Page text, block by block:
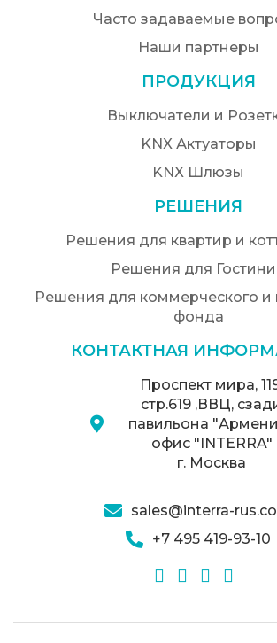
Часто задаваемые
Наши партнеры
ПРОДУКЦИЯ
Выключатели и
KNX Актуаторы
KNX Шлюзы
РЕШЕНИЯ
Решения для квартир и
Решения для
Решения для коммерческого и
фонда
КОНТАКТНАЯ
Проспект мира,
стр.619 ,ВВЦ,
павильона
офис "INTERRA"
г. Москва
sales@interra-
+7 495 419-93-10